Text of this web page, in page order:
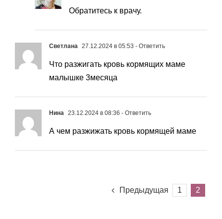
Обратитесь к врачу.
Светлана 27.12.2024 в 05:53 - Ответить
Что разжигать кровь кормящих маме
малышке 3месяца
Нина 23.12.2024 в 08:36 - Ответить
А чем разжижать кровь кормящей маме
Предыдущая 1 2